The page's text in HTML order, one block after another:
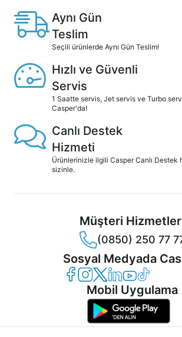
Aynı Gün
Teslim
Seçili ürünlerde Aynı Gün Teslim!
Hızlı ve Güvenli
Servis
1 Saatte servis, Jet servis ve Turbo
Casper'da!
Canlı Destek
Hizmeti
Ürünlerinizle ilgili Casper Canlı Destek
sizinle.
Müşteri
(0850) 250 77
Sosyal Medyada
Casper Facebook
Casper Instagram
Casper Twitter
Casper LinkedIn
CasperCasper
Mobil Uygulama